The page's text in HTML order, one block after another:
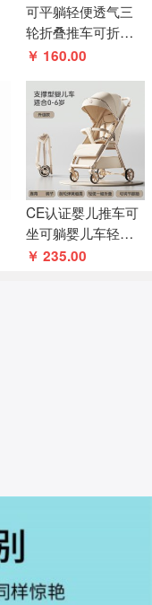
可平躺轻便透气三
轮折叠推车可折叠
推车可平躺轻便透
￥ 160.00
CE认证婴儿推车可
坐可躺婴儿车轻便
可折叠高景观遛娃
￥ 235.00